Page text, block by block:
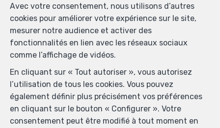
Avec votre consentement, nous utilisons d’autres
cookies pour améliorer votre expérience sur le site,
mesurer notre audience et activer des
fonctionnalités en lien avec les réseaux sociaux
comme l’affichage de vidéos.
En cliquant sur « Tout autoriser », vous autorisez
l’utilisation de tous les cookies. Vous pouvez
également définir plus précisément vos préférences
en cliquant sur le bouton « Configurer ». Votre
consentement peut être modifié à tout moment en